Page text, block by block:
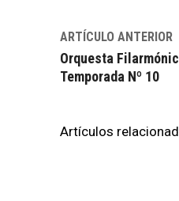
ARTÍCULO ANTERIOR
Orquesta
Temporada Nº 10
Artículos